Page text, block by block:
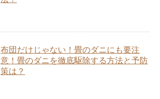
布団だけじゃない！畳のダニにも要注
意！畳のダニを徹底駆除する方法と予防
策は？